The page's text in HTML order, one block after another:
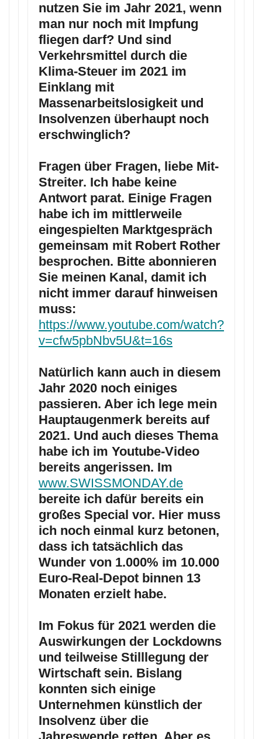
nutzen Sie im Jahr 2021, wenn
man nur noch mit Impfung
fliegen darf? Und sind
Verkehrsmittel durch die
Klima-Steuer im 2021 im
Einklang mit
Massenarbeitslosigkeit und
Insolvenzen überhaupt noch
erschwinglich?
Fragen über Fragen, liebe Mit-
Streiter. Ich habe keine
Antwort parat. Einige Fragen
habe ich im mittlerweile
eingespielten Marktgespräch
gemeinsam mit Robert Rother
besprochen. Bitte abonnieren
Sie meinen Kanal, damit ich
nicht immer darauf hinweisen
muss:
https://www.youtube.com/watch?
v=cfw5pbNbv5U&t=16s
Natürlich kann auch in diesem
Jahr 2020 noch einiges
passieren. Aber ich lege mein
Hauptaugenmerk bereits auf
2021. Und auch dieses Thema
habe ich im Youtube-Video
bereits angerissen. Im
www.SWISSMONDAY.de
bereite ich dafür bereits ein
großes Special vor. Hier muss
ich noch einmal kurz betonen,
dass ich tatsächlich das
Wunder von 1.000% im 10.000
Euro-Real-Depot binnen 13
Monaten erzielt habe.
Im Fokus für 2021 werden die
Auswirkungen der Lockdowns
und teilweise Stilllegung der
Wirtschaft sein. Bislang
konnten sich einige
Unternehmen künstlich der
Insolvenz über die